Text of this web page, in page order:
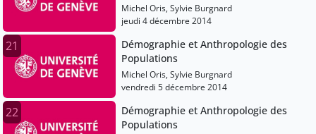
Michel Oris, Sylvie Burgnard
jeudi 4 décembre 2014
21
Démographie et Anthropologie des
Populations
Michel Oris, Sylvie Burgnard
vendredi 5 décembre 2014
22
Démographie et Anthropologie des
Populations